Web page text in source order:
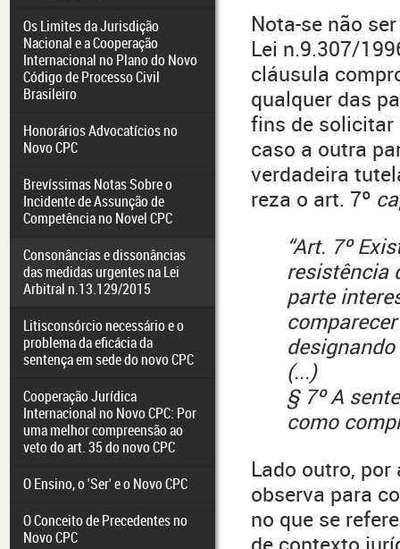
Os Limites da Jurisdição
Nacional e a Cooperação
Internacional no Plano do Novo
Código de Processo Civil
Brasileiro
Honorários Advocatícios no
Novo CPC
Brevíssimas Notas Sobre o
Incidente de Assunção de
Competência no Novel CPC
Consonâncias e dissonâncias
das medidas urgentes na Lei
Arbitral n.13.129/2015
Litisconsórcio necessário e o
problema da eficácia da
sentença em sede do novo CPC
Cooperação Jurídica
Internacional no Novo CPC: Por
uma melhor compreensão ao
veto do art. 35 do novo CPC
O Ensino, o 'Ser' e o Novo CPC
O Conceito de Precedentes no
Novo CPC
Nota-se não
Lei n.9.307/
cláusula
qualquer das
fins de solicitar
caso a outra
verdadeira
reza o art. 7º
“Art. 7º
resistência
parte
(...)
§ 7º A
como
Lado outro,
observa para
no que se